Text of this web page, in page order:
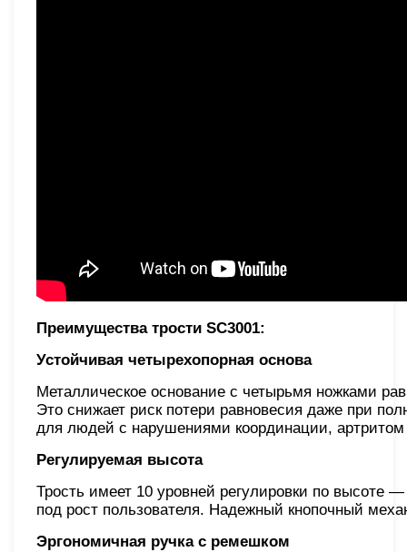
Преимущества трости SC3001:
Устойчивая четырехопорная основа
Металлическое основание с четырьмя ножками
Это снижает риск потери равновесия даже при
для людей с нарушениями координации,
Регулируемая высота
Трость имеет 10 уровней регулировки по высоте
под рост пользователя. Надежный кнопочный
Эргономичная ручка с ремешком